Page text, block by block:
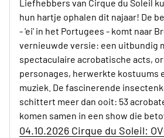
Liefhebbers van Cirque du Soleil
hun hartje ophalen dit najaar! De
- 'ei' in het Portugees - komt naar
vernieuwde versie: een uitbundig
spectaculaire acrobatische acts,
personages, herwerkte kostuums
muziek. De fascinerende
schittert meer dan ooit: 53
komen samen in een show die
04.10.2026 Cirque du Soleil: